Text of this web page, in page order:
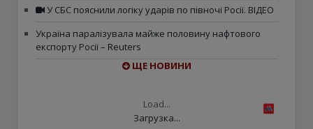
У СБС пояснили логіку ударів по півночі Росії. ВІДЕО
Україна паралізувала майже половину нафтового
експорту Росії – Reuters
ЩЕ НОВИНИ
Load...
Загрузка...